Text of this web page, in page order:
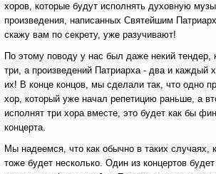
хоров, которые будут исполнять духовную
произведения, написанных Святейшим
скажу вам по секрету, уже разучивают!
По этому поводу у нас был даже некий тендер,
три, а произведений Патриарха - два и каждый
их! В конце концов, мы сделали так, что одно
хор, который уже начал репетицию раньше, а
исполнят три хора вместе, это будет как бы
концерта.
Мы надеемся, что как обычно в таких случаях,
тоже будет несколько. Один из концертов